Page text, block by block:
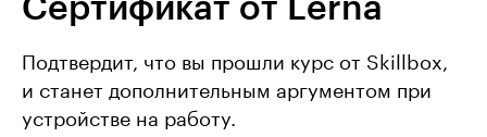
Сертификат от Lerna
Подтвердит, что вы прошли курс от Skillbox,
и станет дополнительным аргументом при
устройстве на работу.